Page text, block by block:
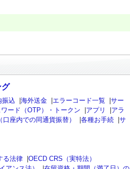
振込 |海外送金 |エラーコード一覧 |サー
ード（OTP）・トークン |アプリ |アラ
口座内での同通貨振替） |各種お手続 |サ
る法律 |OECD CRS（実特法）